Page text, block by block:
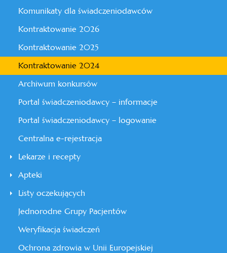
Komunikaty dla świadczeniodawców
Kontraktowanie 2026
Kontraktowanie 2025
Kontraktowanie 2024
Archiwum konkursów
Portal świadczeniodawcy – informacje
Portal świadczeniodawcy – logowanie
Centralna e-rejestracja
Lekarze i recepty
Apteki
Listy oczekujących
Jednorodne Grupy Pacjentów
Weryfikacja świadczeń
Ochrona zdrowia w Unii Europejskiej